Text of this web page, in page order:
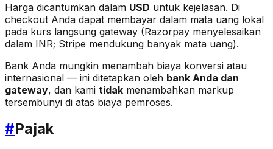
Harga dicantumkan dalam USD untuk kejelasan. Di
checkout Anda dapat membayar dalam mata uang lokal
pada kurs langsung gateway (Razorpay menyelesaikan
dalam INR; Stripe mendukung banyak mata uang).
Bank Anda mungkin menambah biaya konversi atau
internasional — ini ditetapkan oleh bank Anda dan
gateway, dan kami tidak menambahkan markup
tersembunyi di atas biaya pemroses.
#Pajak